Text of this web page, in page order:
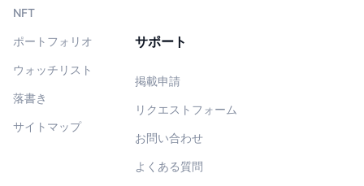
NFT
ポートフォリオ
ウォッチリスト
落書き
サイトマップ
サポート
掲載申請
リクエストフォーム
お問い合わせ
よくある質問